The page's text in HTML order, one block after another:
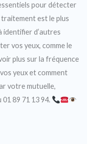
pour détecter
est le plus
identifier d’autres
vos yeux, comme le
plus sur la fréquence
yeux et comment
votre mutuelle,
89 71 13 94.